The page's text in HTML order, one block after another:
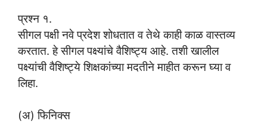
प्रश्न १.
सीगल पक्षी नवे प्रदेश शोधतात व तेथे काही काळ वास्तव्य
करतात. हे सीगल पक्ष्यांचे वैशिष्ट्य आहे. तशी खालील
पक्ष्यांची वैशिष्ट्ये शिक्षकांच्या मदतीने माहीत करून घ्या व
लिहा.
(अ) फिनिक्स